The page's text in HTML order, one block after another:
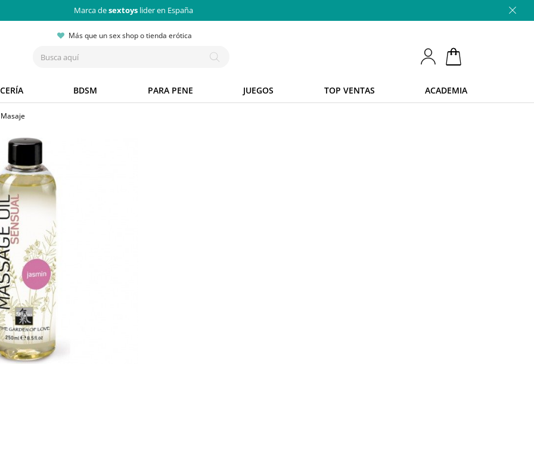
Marca desextoys lider en España
Más que un sex shop o tienda erótica
BDSM PARA PENE JUEGOS TOP VENTAS ACADEMIA